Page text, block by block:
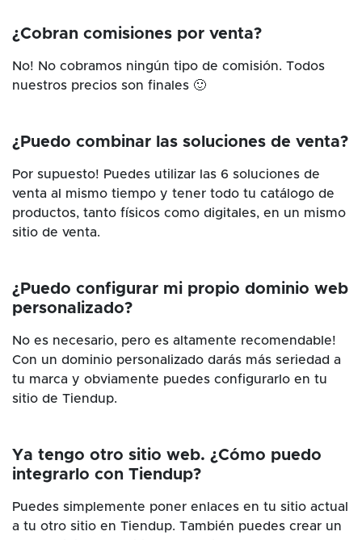
¿Cobran comisiones por venta?
No! No cobramos ningún tipo de comisión. Todos
nuestros precios son finales 🙂
¿Puedo combinar las soluciones de venta?
Por supuesto! Puedes utilizar las 6 soluciones de
venta al mismo tiempo y tener todo tu catálogo de
productos, tanto físicos como digitales, en un mismo
sitio de venta.
¿Puedo configurar mi propio dominio web
personalizado?
No es necesario, pero es altamente recomendable!
Con un dominio personalizado darás más seriedad a
tu marca y obviamente puedes configurarlo en tu
sitio de Tiendup.
Ya tengo otro sitio web. ¿Cómo puedo
integrarlo con Tiendup?
Puedes simplemente poner enlaces en tu sitio actual
a tu otro sitio en Tiendup. También puedes crear un